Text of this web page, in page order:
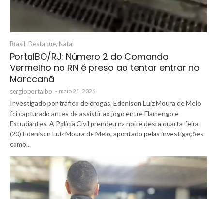
Brasil, Destaque, Natal
PortalBO/RJ: Número 2 do Comando
Vermelho no RN é preso ao tentar entrar no
Maracanã
sergioportalbo - maio 21, 2026
Investigado por tráfico de drogas, Edenison Luiz Moura de Melo
foi capturado antes de assistir ao jogo entre Flamengo e
Estudiantes. A Polícia Civil prendeu na noite desta quarta-feira
(20) Edenison Luiz Moura de Melo, apontado pelas investigações
como...